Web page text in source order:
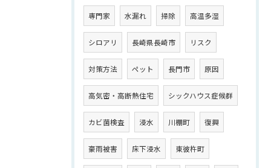
専門家 水漏れ 掃除 高温多湿
シロアリ 長崎県長崎市 リスク
対策方法 ペット 長門市 原因
高気密・高断熱住宅 シックハウス症候群
カビ菌検査 浸水 川棚町 復興
豪雨被害 床下浸水 東彼杵町